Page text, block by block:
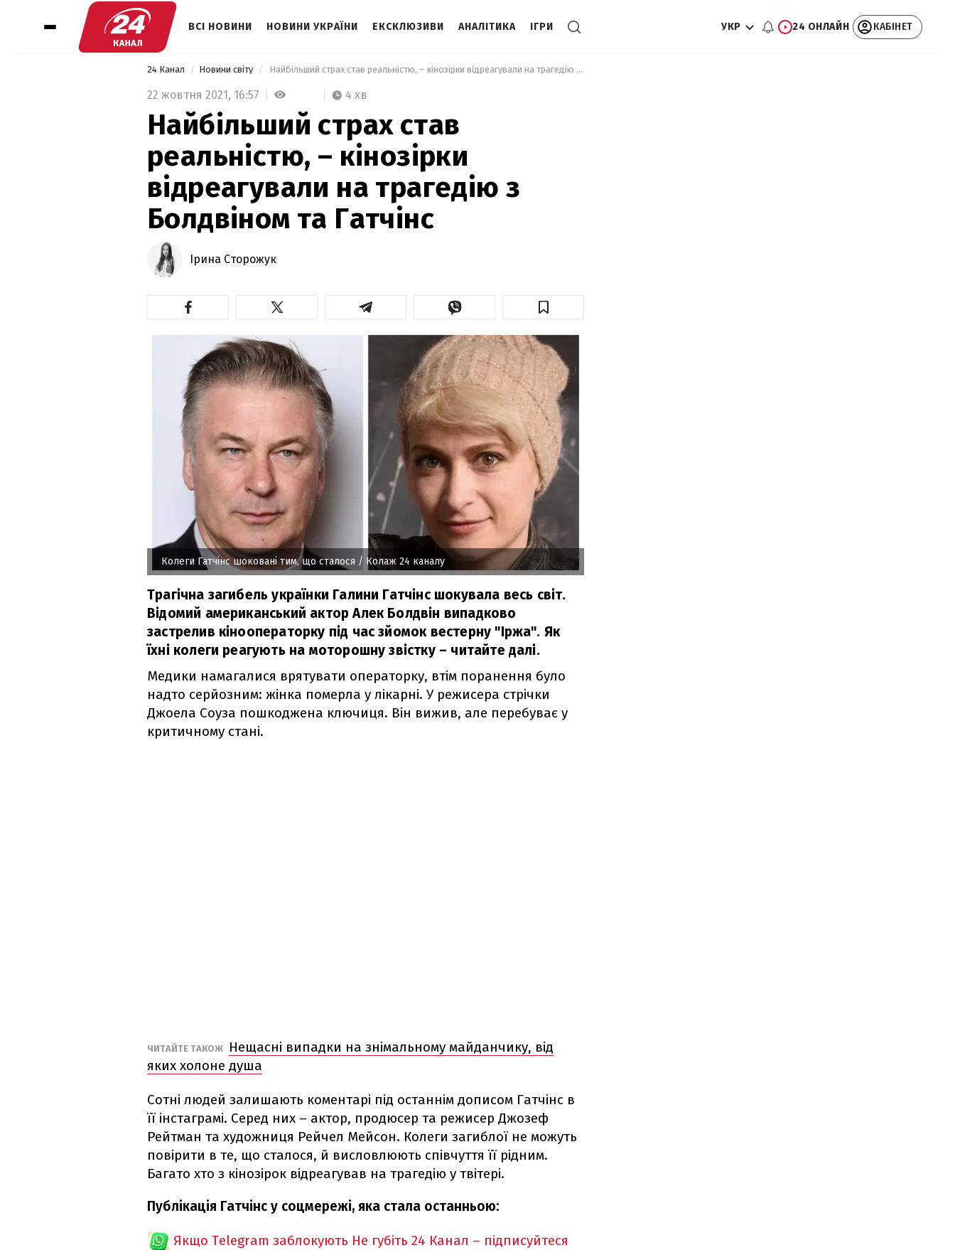
ВСІ НОВИНИ НОВИНИ УКРАЇНИ ЕКСКЛЮЗИВИ АНАЛІТИКА ІГРИ УКР 24 ОНЛАЙН КАБІНЕТ
24 Канал Новини світу Найбільший страх став реальністю, – кінозірки відреагували на трагедію з Болдвіном та Гатчінс
22 жовтня 2021, 16:57 4 хв
Найбільший страх став
реальністю, – кінозірки
відреагували на трагедію з
Болдвіном та Гатчінс
Ірина Сторожук
Колеги Гатчінс шоковані тим, що сталося / Колаж 24 каналу
Трагічна загибель українки Галини Гатчінс шокувала весь світ.
Відомий американський актор Алек Болдвін випадково
застрелив кінооператорку під час зйомок вестерну "Іржа". Як
їхні колеги реагують на моторошну звістку – читайте далі.
Медики намагалися врятувати операторку, втім поранення було
надто серйозним: жінка померла у лікарні. У режисера стрічки
Джоела Соуза пошкоджена ключиця. Він вижив, але перебуває у
критичному стані.
ЧИТАЙТЕ ТАКОЖ
Нещасні випадки на знімальному майданчику, від
яких холоне душа
Сотні людей залишають коментарі під останнім дописом Гатчінс в
її інстаграмі. Серед них – актор, продюсер та режисер Джозеф
Рейтман та художниця Рейчел Мейсон. Колеги загиблої не можуть
повірити в те, що сталося, й висловлюють співчуття її рідним.
Багато хто з кінозірок відреагував на трагедію у твітері.
Публікація Гатчінс у соцмережі, яка стала останньою:
Якщо Telegram заблокують Не губіть 24 Канал – підписуйтеся